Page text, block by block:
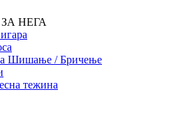
НЕГА
Шишање / Бричење
тежина